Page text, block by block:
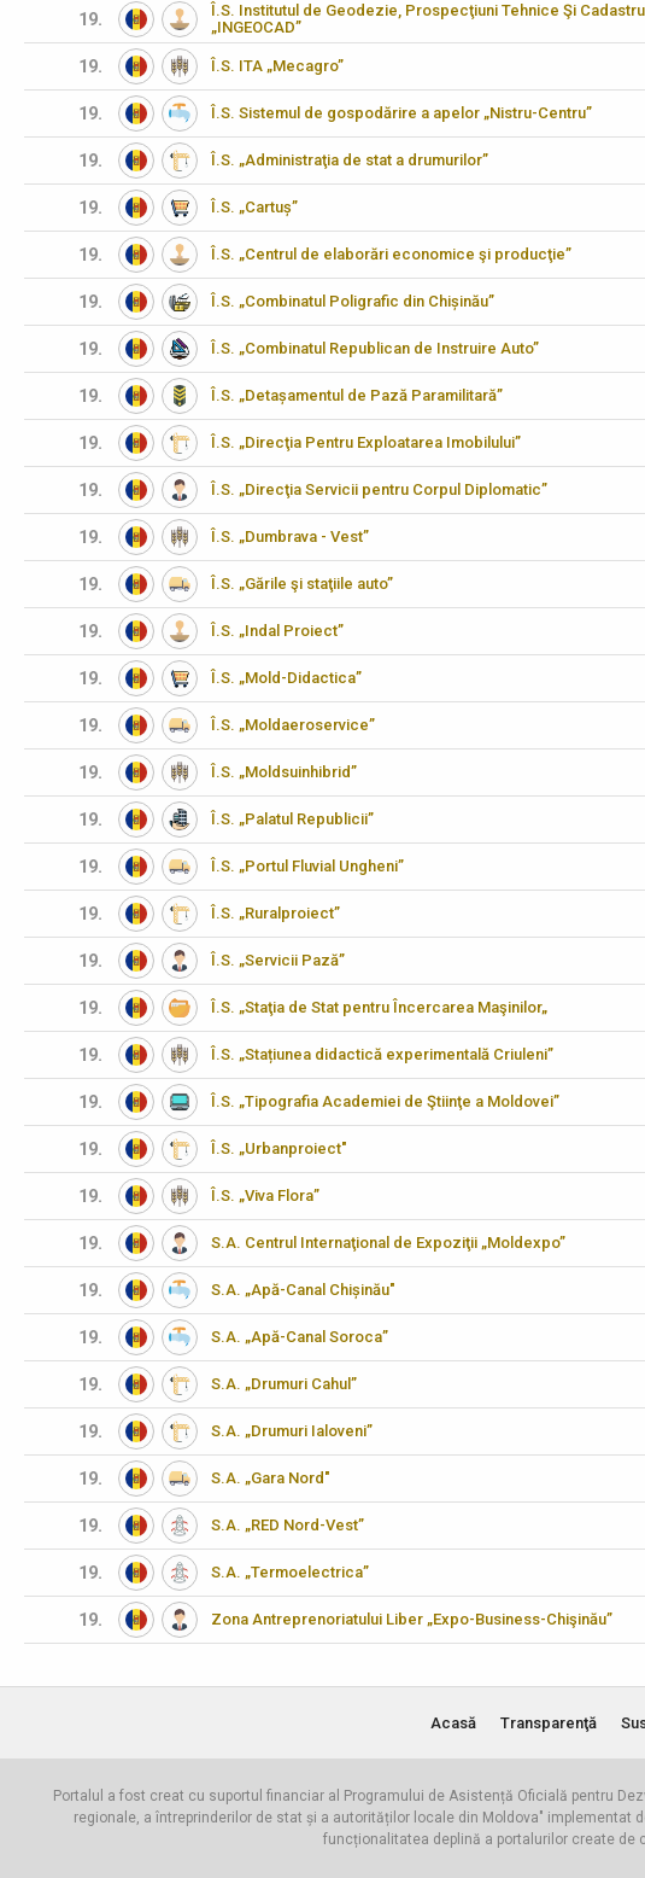
19.
Î.S. Institutul de Geodezie, Prospecţiuni Tehnice Şi Cadastru
„INGEOCAD”
19. Î.S. ITA „Mecagro”
19. Î.S. Sistemul de gospodărire a apelor „Nistru-Centru”
19. Î.S. „Administraţia de stat a drumurilor”
19. Î.S. „Cartuș”
19. Î.S. „Centrul de elaborări economice şi producţie”
19. Î.S. „Combinatul Poligrafic din Chișinău”
19. Î.S. „Combinatul Republican de Instruire Auto”
19. Î.S. „Detașamentul de Pază Paramilitară”
19. Î.S. „Direcţia Pentru Exploatarea Imobilului”
19. Î.S. „Direcţia Servicii pentru Corpul Diplomatic”
19. Î.S. „Dumbrava - Vest”
19. Î.S. „Gările şi staţiile auto”
19. Î.S. „Indal Proiect”
19. Î.S. „Mold-Didactica”
19. Î.S. „Moldaeroservice”
19. Î.S. „Moldsuinhibrid”
19. Î.S. „Palatul Republicii”
19. Î.S. „Portul Fluvial Ungheni”
19. Î.S. „Ruralproiect”
19. Î.S. „Servicii Pază”
19. Î.S. „Staţia de Stat pentru Încercarea Maşinilor„
19. Î.S. „Stațiunea didactică experimentală Criuleni”
19. Î.S. „Tipografia Academiei de Ştiinţe a Moldovei”
19. Î.S. „Urbanproiect"
19. Î.S. „Viva Flora”
19. S.A. Centrul Internaţional de Expoziţii „Moldexpo”
19. S.A. „Apă-Canal Chișinău"
19. S.A. „Apă-Canal Soroca”
19. S.A. „Drumuri Cahul”
19. S.A. „Drumuri Ialoveni”
19. S.A. „Gara Nord"
19. S.A. „RED Nord-Vest”
19. S.A. „Termoelectrica”
19. Zona Antreprenoriatului Liber „Expo-Business-Chişinău”
Acasă Transparenţă
Portalul a fost creat cu suportul financiar al Programului de Asistență Oficială pentru
regionale, a întreprinderilor de stat și a autorităților locale din Moldova" implementat
funcționalitatea deplină a portalurilor create de